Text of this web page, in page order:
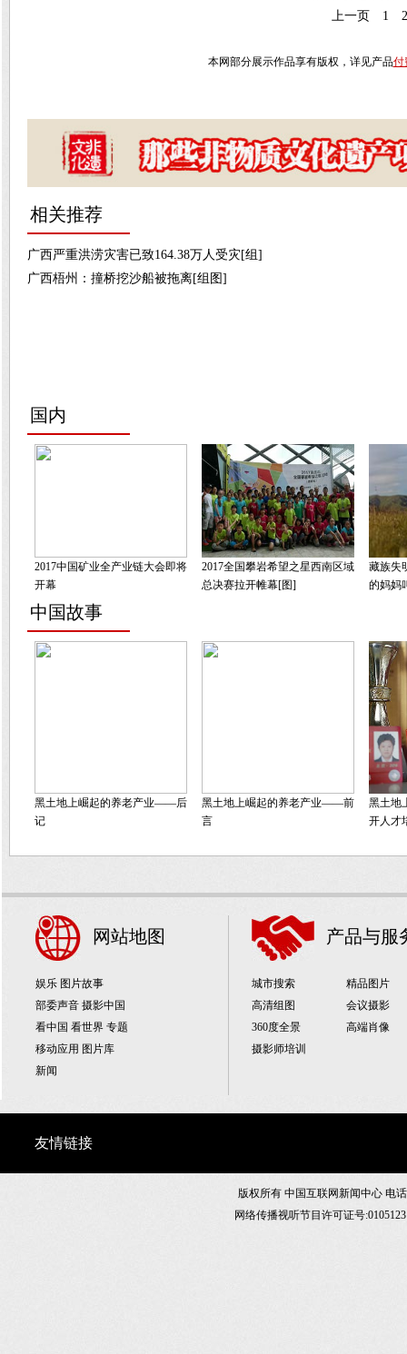
上一页
1 2
本网部分展示作品享有版权，详见产品付
相关推荐
广西严重洪涝灾害已致164.38万人受灾[组]
广西梧州：撞桥挖沙船被拖离[组图]